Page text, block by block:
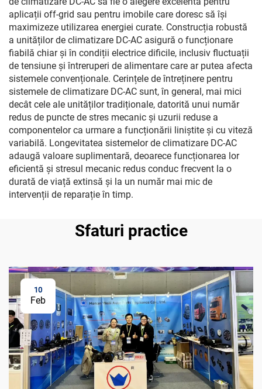
aplicații off-grid sau pentru imobile care doresc să își
maximizeze utilizarea energiei curate. Construcția robustă
a unităților de climatizare DC-AC asigură o funcționare
fiabilă chiar și în condiții electrice dificile, inclusiv fluctuații
de tensiune și întreruperi de alimentare care ar putea afecta
sistemele convenționale. Cerințele de întreținere pentru
sistemele de climatizare DC-AC sunt, în general, mai mici
decât cele ale unităților tradiționale, datorită unui număr
redus de puncte de stres mecanic și uzurii reduse a
componentelor ca urmare a funcționării liniștite și cu viteză
variabilă. Longevitatea sistemelor de climatizare DC-AC
adaugă valoare suplimentară, deoarece funcționarea lor
eficientă și stresul mecanic redus conduc frecvent la o
durată de viață extinsă și la un număr mai mic de
intervenții de reparație în timp.
Sfaturi practice
10
Feb